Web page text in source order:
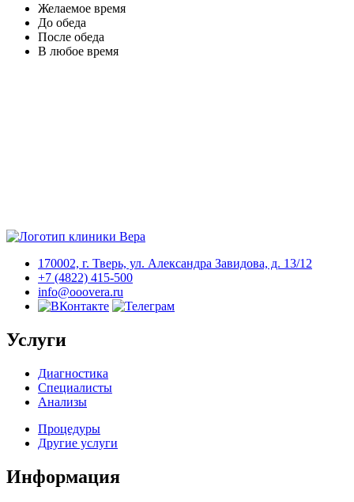
170002, г. Тверь, ул. Александра Завидова, д. 13/12
+7 (4822) 415-500
info@ooovera.ru
Услуги
Диагностика
Специалисты
Анализы
Процедуры
Другие услуги
Информация
Желаемое время
До обеда
После обеда
В любое время